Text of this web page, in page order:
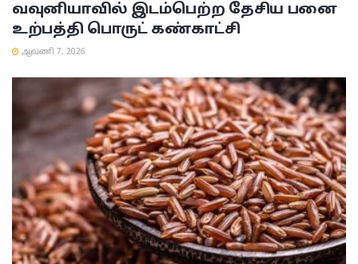
வவுனியாவில் இடம்பெற்ற தேசிய பனை
உற்பத்தி பொருட் கண்காட்சி
ஆவணி 7, 2026